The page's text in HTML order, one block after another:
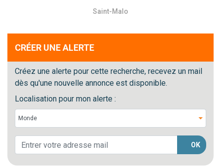
Saint-Malo
CRÉER UNE ALERTE
Créez une alerte pour cette recherche, recevez un mail
dès qu'une nouvelle annonce est disponible.
Localisation pour mon alerte :
OK